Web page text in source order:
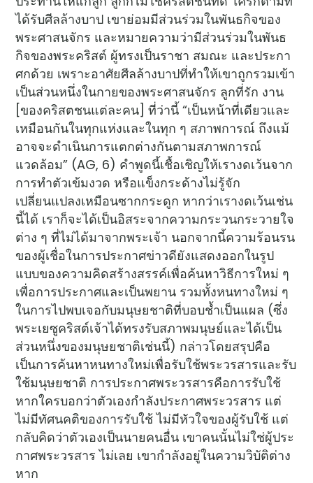
ได้รับศีลล้างบาป เขาย่อมมีส่วนร่วมในพันธกิจของ
พระศาสนจักร และหมายความว่ามีส่วนร่วมในพันธ
กิจของพระคริสต์ ผู้ทรงเป็นราชา สมณะ และประกา
ศกด้วย เพราะอาศัยศีลล้างบาปที่ทำให้เขาถูกรวมเข้า
เป็นส่วนหนึ่งในกายของพระศาสนจักร ลูกที่รัก งาน
[ของคริสตชนแต่ละคน] ที่ว่านี้ “เป็นหน้าที่เดียวและ
เหมือนกันในทุกแห่งและในทุก ๆ สภาพการณ์ ถึงแม้
อาจจะดำเนินการแตกต่างกันตามสภาพการณ์
แวดล้อม” (AG, 6) คำพูดนี้เชื้อเชิญให้เรางดเว้นจาก
การทำตัวเข้มงวด หรือแข็งกระด้างไม่รู้จัก
เปลี่ยนแปลงเหมือนซากกระดูก หากว่าเรางดเว้นเช่น
นี้ได้ เราก็จะได้เป็นอิสระจากความกระวนกระวายใจ
ต่าง ๆ ที่ไม่ได้มาจากพระเจ้า นอกจากนี้ความร้อนรน
ของผู้เชื่อในการประกาศข่าวดียังแสดงออกในรูป
แบบของความคิดสร้างสรรค์เพื่อค้นหาวิธีการใหม่ ๆ
เพื่อการประกาศและเป็นพยาน รวมทั้งหนทางใหม่ ๆ
ในการไปพบเจอกับมนุษยชาติที่บอบช้ำเป็นแผล (ซึ่ง
พระเยซูคริสต์เจ้าได้ทรงรับสภาพมนุษย์และได้เป็น
ส่วนหนึ่งของมนุษยชาติเช่นนี้) กล่าวโดยสรุปคือ
เป็นการค้นหาหนทางใหม่เพื่อรับใช้พระวรสารและรับ
ใช้มนุษยชาติ การประกาศพระวรสารคือการรับใช้
หากใครบอกว่าตัวเองกำลังประกาศพระวรสาร แต่
ไม่มีทัศนคติของการรับใช้ ไม่มีหัวใจของผู้รับใช้ แต่
กลับคิดว่าตัวเองเป็นนายคนอื่น เขาคนนั้นไม่ใช่ผู้ประ
กาศพระวรสาร ไม่เลย เขากำลังอยู่ในความวิบัติต่าง
หาก